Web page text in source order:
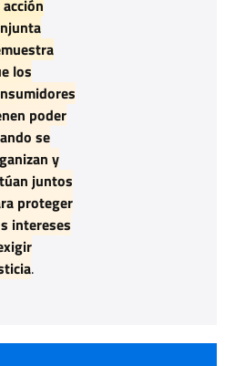
acción
los
poder
se
y
juntos
proteger
intereses
.